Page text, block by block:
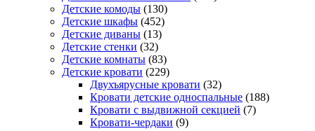
Детские комоды (130)
Детские шкафы (452)
Детские диваны (13)
Детские стенки (32)
Детские комнаты (83)
Детские кровати (229)
Двухъярусные кровати (32)
Кровати детские односпальные (188)
Кровати с выдвижной секцией (7)
Кровати-чердаки (9)